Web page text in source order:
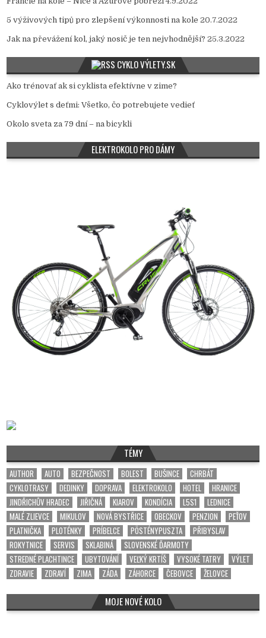
5 výživových tipů pro zlepšení výkonnosti na kole 20.7.2022
Jak na převážení kol, jaký nosič je ten nejvhodnější? 25.3.2022
CYKLO VÝLETY.SK
Ako trénovať ak si cyklista efektívne v zime?
Cyklovýlet s deťmi: Všetko, čo potrebujete vedieť
Okolo sveta za 79 dní – na bicykli
ELEKTROKOLO PRO DÁMY
TÉMY
AUTHOR AUTO BEZPEČNOST BOLEST BUŠINCE
CHRBÁT
CYKLOTRASY
DEDINKY DOPRAVA ELEKTROKOLO HOTEL
HRANICE
JINDŘICHŮV HRADEC
JIŘIČNÁ KIAROV KONDÍCIA L5S1
LEDNICE
MALÉ ZLIEVCE
MIKULOV NOVÁ BYSTŘICE OBECKOV PENZION
PEŤOV
PLATNIČKA
PLOTÉNKY PRÍBELCE PÖSTÉNYPUSZTA
PŘIBYSLAV
ROKYTNICE
SERVIS SKLABINÁ
SLOVENSKÉ ĎARMOTY
STREDNÉ PLACHTINCE
UBYTOVÁNÍ VEĽKÝ KRTÍŠ VYSOKÉ TATRY
VÝLET
ZDRAVIE
ZDRAVÍ ZIMA ZÁDA ZÁHORCE ČEBOVCE ŽELOVCE
MOJE NOVÉ KOLO